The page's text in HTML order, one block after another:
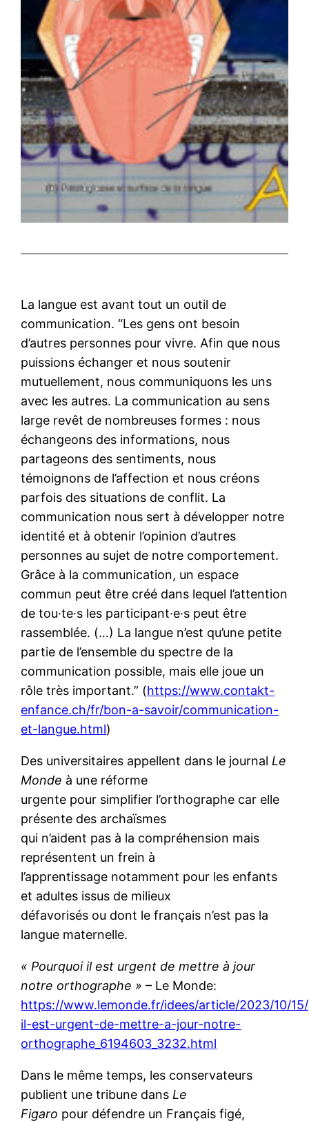
La langue est avant tout un outil de
communication. “Les gens ont besoin
d’autres personnes pour vivre. Afin que nous
puissions échanger et nous soutenir
mutuellement, nous communiquons les uns
avec les autres. La communication au sens
large revêt de nombreuses formes : nous
échangeons des informations, nous
partageons des sentiments, nous
témoignons de l’affection et nous créons
parfois des situations de conflit. La
communication nous sert à développer notre
identité et à obtenir l’opinion d’autres
personnes au sujet de notre comportement.
Grâce à la communication, un espace
commun peut être créé dans lequel l’attention
de tou·te·s les participant·e·s peut être
rassemblée. (…) La langue n’est qu’une petite
partie de l’ensemble du spectre de la
communication possible, mais elle joue un
rôle très important.” (https://www.contakt-
enfance.ch/fr/bon-a-savoir/communication-
et-langue.html)
Des universitaires appellent dans le journal Le
Monde à une réforme
urgente pour simplifier l’orthographe car elle
présente des archaïsmes
qui n’aident pas à la compréhension mais
représentent un frein à
l’apprentissage notamment pour les enfants
et adultes issus de milieux
défavorisés ou dont le français n’est pas la
langue maternelle.
« Pourquoi il est urgent de mettre à jour
notre orthographe » – Le Monde:
https://www.lemonde.fr/idees/article/2023/10/
il-est-urgent-de-mettre-a-jour-notre-
orthographe_6194603_3232.html
Dans le même temps, les conservateurs
publient une tribune dans Le
Figaro pour défendre un Français figé,